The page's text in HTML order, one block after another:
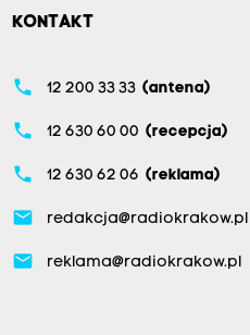
KONTAKT
phone 12 200 33 33 (antena)
phone 12 630 60 00 (recepcja)
phone 12 630 62 06 (reklama)
email redakcja@radiokrakow.pl
email reklama@radiokrakow.pl